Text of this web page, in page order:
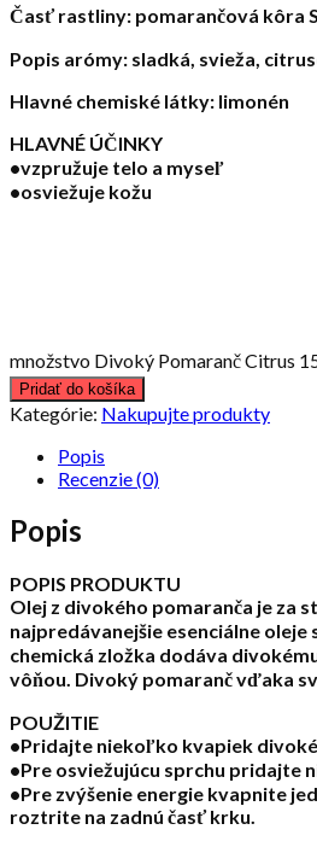
Časť rastliny: pomarančová kôra
Popis arómy: sladká, svieža,
Hlavné chemiské látky: limonén
HLAVNÉ ÚČINKY
•vzpružuje telo a myseľ
•osviežuje kožu
množstvo Divoký Pomaranč Citrus
Pridať do košíka
Kategórie: Nakupujte produkty
Popis
Recenzie (0)
Popis
POPIS PRODUKTU
Olej z divokého pomaranča je za
najpredávanejšie esenciálne
chemická zložka dodáva
vôňou. Divoký pomaranč vďaka
POUŽITIE
•Pridajte niekoľko kvapiek
•Pre osviežujúcu sprchu pridajte
•Pre zvýšenie energie kvapnite
roztrite na zadnú časť krku.